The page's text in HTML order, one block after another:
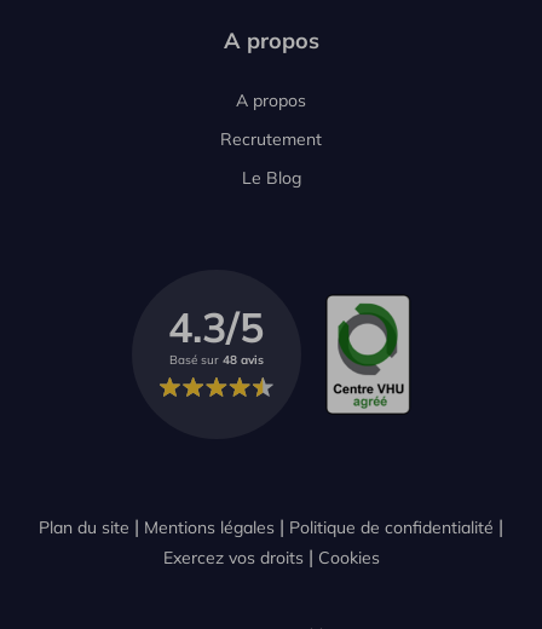
A propos
A propos
Recrutement
Le Blog
4.3/5
Basé sur 48 avis
Plan du site Mentions légales
Politique de confidentialité
Exercez vos droits
Cookies